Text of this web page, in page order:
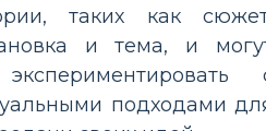
таких как
и тема, и
подходами